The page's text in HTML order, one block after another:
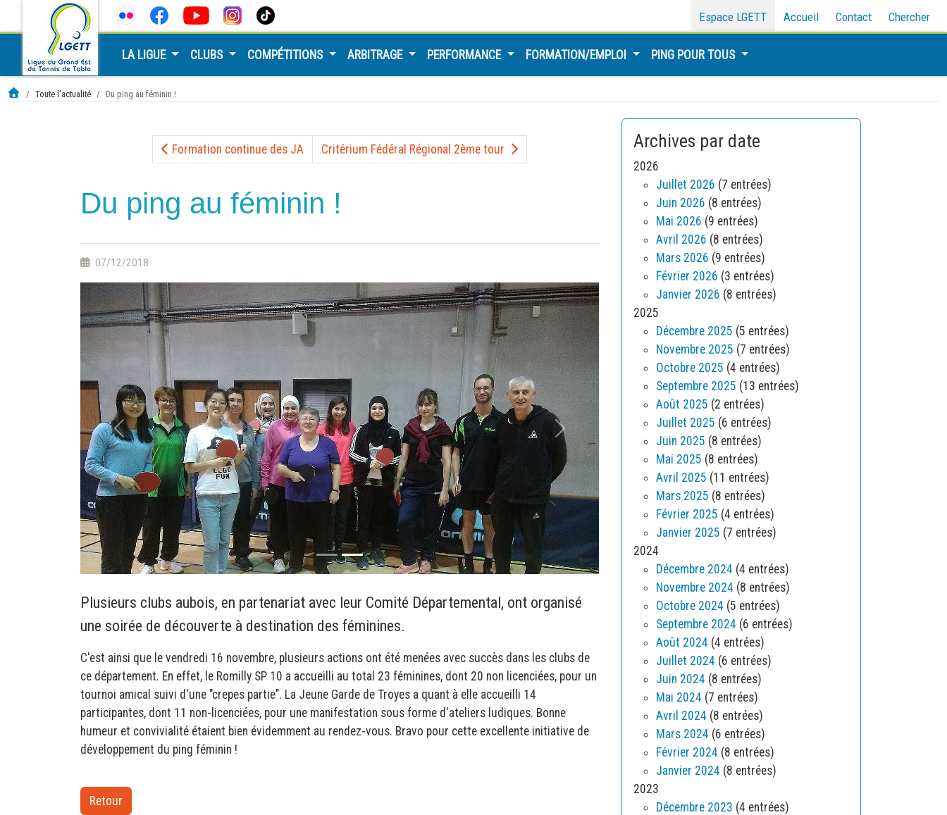
Espace LGETT Accueil Contact Chercher
LA LIGUE CLUBS COMPÉTITIONS ARBITRAGE PERFORMANCE FORMATION/EMPLOI PING POUR TOUS
Toute l'actualité Du ping au féminin !
Formation continue des JA Critérium Fédéral Régional 2ème tour
Du ping au féminin !
07/12/2018
zurück weiter
Plusieurs clubs aubois, en partenariat avec leur Comité Départemental, ont organisé
une soirée de découverte à destination des féminines.
C'est ainsi que le vendredi 16 novembre, plusieurs actions ont été menées avec succès dans les clubs de
ce département. En effet, le Romilly SP 10 a accueilli au total 23 féminines, dont 20 non licenciées, pour un
tournoi amical suivi d'une "crepes partie". La Jeune Garde de Troyes a quant à elle accueilli 14
participantes, dont 11 non-licenciées, pour une manifestation sous forme d'ateliers ludiques. Bonne
humeur et convivialité étaient bien évidemment au rendez-vous. Bravo pour cette excellente initiative de
développement du ping féminin !
Retour
Archives par date
2026
Juillet 2026 (7 entrées)
Juin 2026 (8 entrées)
Mai 2026 (9 entrées)
Avril 2026 (8 entrées)
Mars 2026 (9 entrées)
Février 2026 (3 entrées)
Janvier 2026 (8 entrées)
2025
Décembre 2025 (5 entrées)
Novembre 2025 (7 entrées)
Octobre 2025 (4 entrées)
Septembre 2025 (13 entrées)
Août 2025 (2 entrées)
Juillet 2025 (6 entrées)
Juin 2025 (8 entrées)
Mai 2025 (8 entrées)
Avril 2025 (11 entrées)
Mars 2025 (8 entrées)
Février 2025 (4 entrées)
Janvier 2025 (7 entrées)
2024
Décembre 2024 (4 entrées)
Novembre 2024 (8 entrées)
Octobre 2024 (5 entrées)
Septembre 2024 (6 entrées)
Août 2024 (4 entrées)
Juillet 2024 (6 entrées)
Juin 2024 (8 entrées)
Mai 2024 (7 entrées)
Avril 2024 (8 entrées)
Mars 2024 (6 entrées)
Février 2024 (8 entrées)
Janvier 2024 (8 entrées)
2023
Décembre 2023 (4 entrées)